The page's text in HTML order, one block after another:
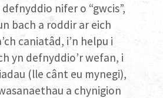
nifer o “gwcis”,
bach a roddir ar eich
caniatâd, i’n helpu i
yn defnyddio’r wefan, i
(lle cânt eu mynegi),
a chynigion